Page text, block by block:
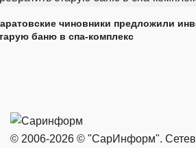
чиновники предложили
баню в спа-комплекс
© 2006-2026 © "СарИнформ".